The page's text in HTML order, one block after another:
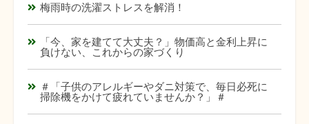
梅雨時の洗濯ストレスを解消！
「今、家を建てて大丈夫？」物価高と金利上昇に
負けない、これからの家づくり
＃「子供のアレルギーやダニ対策で、毎日必死に
掃除機をかけて疲れていませんか？」＃